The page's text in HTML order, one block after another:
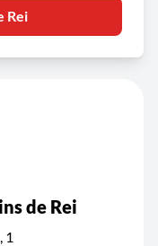
Rei
de Rei
1